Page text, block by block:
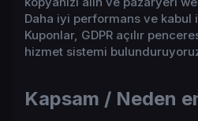
Daha iyi performans ve kabul
Kuponlar, GDPR açılır
hizmet sistemi
Kapsam / Neden